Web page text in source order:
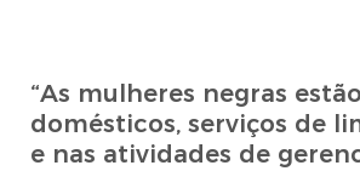
“As mulheres negras
domésticos, serviços de
e nas atividades de